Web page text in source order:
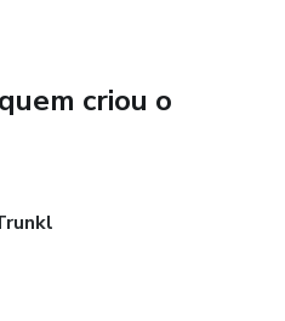
criou o